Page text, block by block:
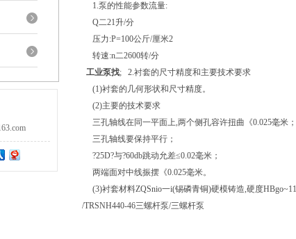
1.泵的性能参数流量:
Q二21升/分
压力:P=100公斤/厘米2
转速:n二2600转/分
工业泵找; 2.衬套的尺寸精度和主要技术要求
(1)衬套的几何形状和尺寸精度。
(2)主要的技术要求
三孔轴线在同一平面上,两个侧孔容许扭曲《0.025毫米；
三孔轴线要保持平行；
?25D?与?60db跳动允差≤0.02毫米；
两端面对中线振摆《0.025毫米。
(3)衬套材料ZQSnio一i(锡磷青铜)硬模铸造,硬度
/TRSNH440-46三螺杆泵/三螺杆泵